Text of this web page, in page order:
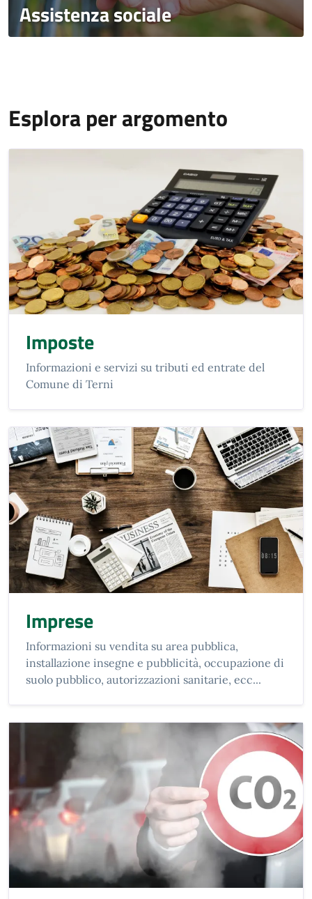
Assistenza sociale
Esplora per argomento
Imposte
Informazioni e servizi su tributi ed entrate del
Comune di Terni
Imprese
Informazioni su vendita su area pubblica,
installazione insegne e pubblicità, occupazione di
suolo pubblico, autorizzazioni sanitarie, ecc...